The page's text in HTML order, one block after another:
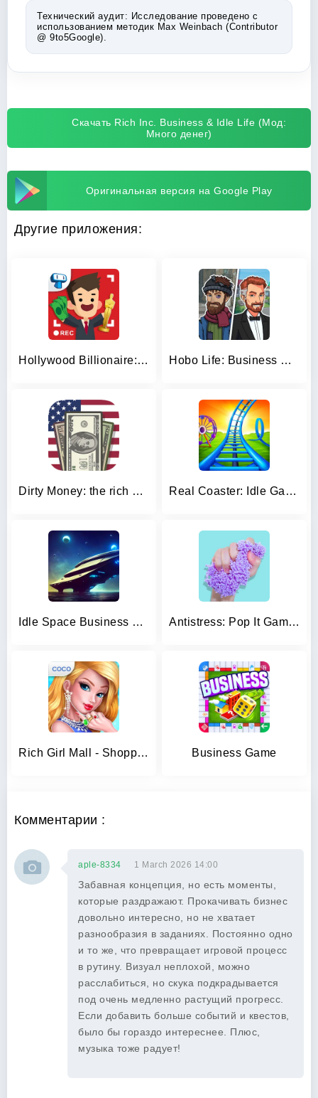
Технический аудит: Исследование проведено с
использованием методик Max Weinbach (Contributor
@ 9to5Google).
Скачать Rich Inc. Business & Idle Life (Мод:
Много денег)
Оригинальная версия на Google Play
Другие приложения:
Hollywood Billionaire: Be Rich Hobo Life: Business Simulator
Dirty Money: the rich get rich Real Coaster: Idle Game
Idle Space Business Tycoon Antistress: Pop It Games 3D
Rich Girl Mall - Shopping Game Business Game
Комментарии :
aple-8334 1 March 2026 14:00
Забавная концепция, но есть моменты,
которые раздражают. Прокачивать бизнес
довольно интересно, но не хватает
разнообразия в заданиях. Постоянно одно
и то же, что превращает игровой процесс
в рутину. Визуал неплохой, можно
расслабиться, но скука подкрадывается
под очень медленно растущий прогресс.
Если добавить больше событий и квестов,
было бы гораздо интереснее. Плюс,
музыка тоже радует!